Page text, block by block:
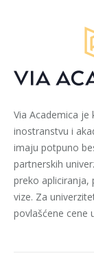
Via Academica
inostranstvu i
imaju potpuno
partnerskih
preko apliciranja,
vize. Za
povlašćene cene